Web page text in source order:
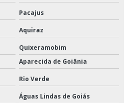
Pacajus
Aquiraz
Quixeramobim
Aparecida de Goiânia
Rio Verde
Águas Lindas de Goiás